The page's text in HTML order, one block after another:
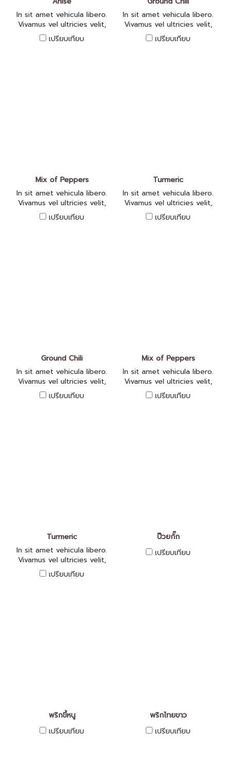
In sit amet vehicula libero.
Vivamus vel ultricies velit,
sed fringilla elit.
เปรียบเทียบ
In sit amet vehicula libero.
Vivamus vel ultricies velit,
sed fringilla elit.
เปรียบเทียบ
Mix of Peppers
In sit amet vehicula libero.
Vivamus vel ultricies velit,
sed fringilla elit.
เปรียบเทียบ
Turmeric
In sit amet vehicula libero.
Vivamus vel ultricies velit,
sed fringilla elit.
เปรียบเทียบ
Ground Chili
In sit amet vehicula libero.
Vivamus vel ultricies velit,
sed fringilla elit.
เปรียบเทียบ
Mix of Peppers
In sit amet vehicula libero.
Vivamus vel ultricies velit,
sed fringilla elit.
เปรียบเทียบ
Turmeric
In sit amet vehicula libero.
Vivamus vel ultricies velit,
sed fringilla elit.
เปรียบเทียบ
ป๊วยกั๊ก
เปรียบเทียบ
พริกขี้หนู
เปรียบเทียบ
พริกไทยขาว
เปรียบเทียบ